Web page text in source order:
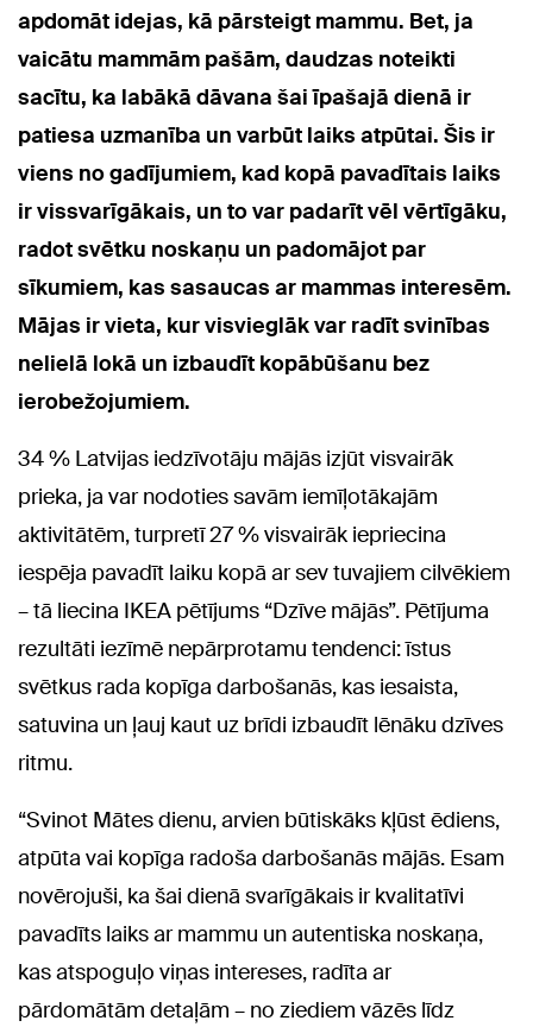
apdomāt idejas, kā pārsteigt mammu. Bet, ja
vaicātu mammām pašām, daudzas noteikti
sacītu, ka labākā dāvana šai īpašajā dienā ir
patiesa uzmanība un varbūt laiks atpūtai. Šis ir
viens no gadījumiem, kad kopā pavadītais laiks
ir vissvarīgākais, un to var padarīt vēl vērtīgāku,
radot svētku noskaņu un padomājot par
sīkumiem, kas sasaucas ar mammas interesēm.
Mājas ir vieta, kur visvieglāk var radīt svinības
nelielā lokā un izbaudīt kopābūšanu bez
ierobežojumiem.
34 % Latvijas iedzīvotāju mājās izjūt visvairāk
prieka, ja var nodoties savām iemīļotākajām
aktivitātēm, turpretī 27 % visvairāk iepriecina
iespēja pavadīt laiku kopā ar sev tuvajiem cilvēkiem
– tā liecina IKEA pētījums “Dzīve mājās”. Pētījuma
rezultāti iezīmē nepārprotamu tendenci: īstus
svētkus rada kopīga darbošanās, kas iesaista,
satuvina un ļauj kaut uz brīdi izbaudīt lēnāku dzīves
ritmu.
“Svinot Mātes dienu, arvien būtiskāks kļūst ēdiens,
atpūta vai kopīga radoša darbošanās mājās. Esam
novērojuši, ka šai dienā svarīgākais ir kvalitatīvi
pavadīts laiks ar mammu un autentiska noskaņa,
kas atspoguļo viņas intereses, radīta ar
pārdomātām detaļām – no ziediem vāzēs līdz